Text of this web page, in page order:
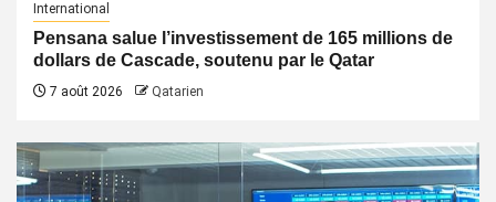
International
Pensana salue l’investissement de 165 millions de
dollars de Cascade, soutenu par le Qatar
7 août 2026 Qatarien